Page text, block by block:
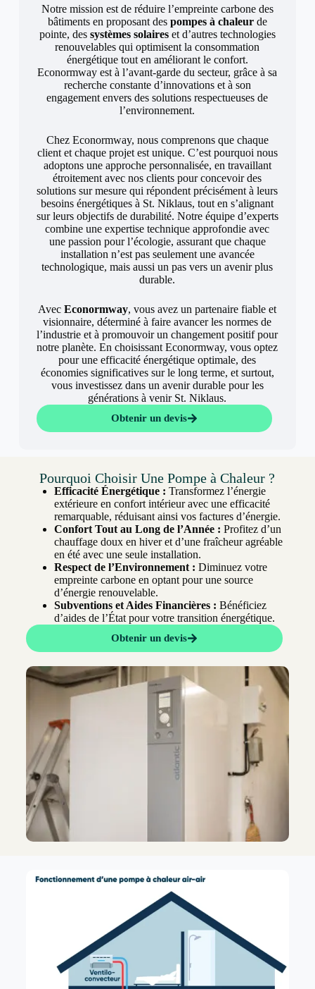
Notre mission est de réduire l’empreinte carbone des
bâtiments en proposant des pompes à chaleurde
pointe, des systèmes solaireset d’autres technologies
renouvelables qui optimisent la consommation
énergétique tout en améliorant le confort.
Econormway est à l’avant-garde du secteur, grâce à sa
recherche constante d’innovations et à son
engagement envers des solutions respectueuses de
l’environnement.
Chez Econormway, nous comprenons que chaque
client et chaque projet est unique. C’est pourquoi nous
adoptons une approche personnalisée, en travaillant
étroitement avec nos clients pour concevoir des
solutions sur mesure qui répondent précisément à leurs
besoins énergétiques à St. Niklaus, tout en s’alignant
sur leurs objectifs de durabilité. Notre équipe d’experts
combine une expertise technique approfondie avec
une passion pour l’écologie, assurant que chaque
installation n’est pas seulement une avancée
technologique, mais aussi un pas vers un avenir plus
durable.
AvecEconormway, vous avez un partenaire fiable et
visionnaire, déterminé à faire avancer les normes de
l’industrie et à promouvoir un changement positif pour
notre planète. En choisissant Econormway, vous optez
pour une efficacité énergétique optimale, des
économies significatives sur le long terme, et surtout,
vous investissez dans un avenir durable pour les
générations à venir St. Niklaus.
Obtenir un devis
Pourquoi Choisir Une Pompe à Chaleur ?
Efficacité Énergétique : Transformez l’énergie
extérieure en confort intérieur avec une efficacité
remarquable, réduisant ainsi vos factures d’énergie.
Confort Tout au Long de l’Année : Profitez d’un
chauffage doux en hiver et d’une fraîcheur agréable
en été avec une seule installation.
Respect de l’Environnement : Diminuez votre
empreinte carbone en optant pour une source
d’énergie renouvelable.
Subventions et Aides Financières : Bénéficiez
d’aides de l’État pour votre transition énergétique.
Obtenir un devis